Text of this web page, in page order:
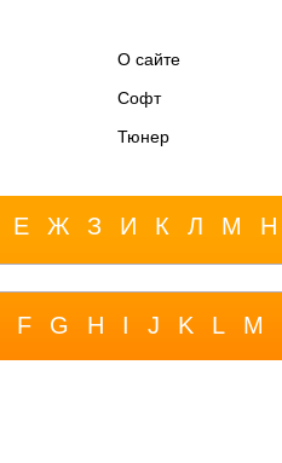
О сайте
Софт
Тюнер
Е Ж З И К Л М Н
F G H I J K L M